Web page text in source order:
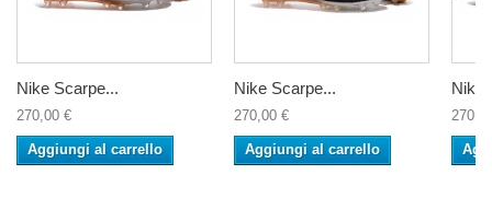
Nike Scarpe...
270,00 €
Aggiungi al carrello
Nike Scarpe...
270,00 €
Aggiungi al carrello
Nike